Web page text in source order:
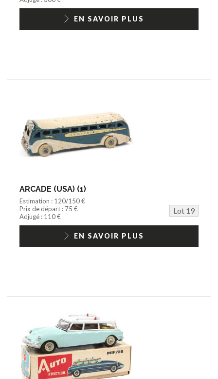
EN SAVOIR PLUS
ARCADE (USA) (1)
Estimation : 120/150 €
Prix de départ : 75 €
Lot 19
Adjugé : 110 €
EN SAVOIR PLUS